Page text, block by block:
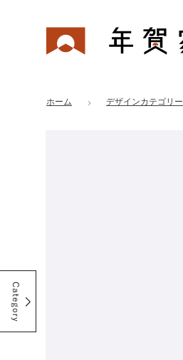
年賀家族 2027
ホーム デザインカテゴリー